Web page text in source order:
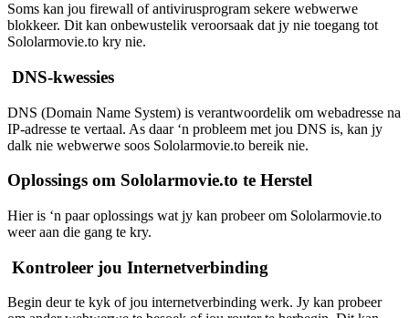
Soms kan jou firewall of antivirusprogram sekere webwerwe
blokkeer. Dit kan onbewustelik veroorsaak dat jy nie toegang tot
Sololarmovie.to kry nie.
DNS-kwessies
DNS (Domain Name System) is verantwoordelik om webadresse na
IP-adresse te vertaal. As daar ‘n probleem met jou DNS is, kan jy
dalk nie webwerwe soos Sololarmovie.to bereik nie.
Oplossings om Sololarmovie.to te Herstel
Hier is ‘n paar oplossings wat jy kan probeer om Sololarmovie.to
weer aan die gang te kry.
Kontroleer jou Internetverbinding
Begin deur te kyk of jou internetverbinding werk. Jy kan probeer